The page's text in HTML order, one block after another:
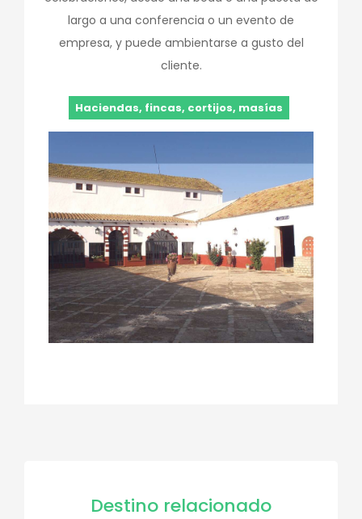
largo a una conferencia o un evento de
empresa, y puede ambientarse a gusto del
cliente.
Haciendas, fincas, cortijos, masías
Destino relacionado